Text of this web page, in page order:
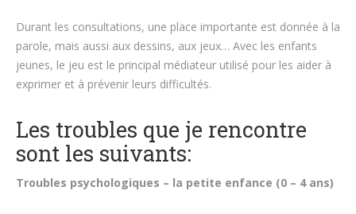
Durant les consultations, une place importante est donnée à la
parole, mais aussi aux dessins, aux jeux… Avec les enfants
jeunes, le jeu est le principal médiateur utilisé pour les aider à
exprimer et à prévenir leurs difficultés.
Les troubles que je rencontre
sont les suivants:
Troubles psychologiques – la petite enfance (0 – 4 ans)